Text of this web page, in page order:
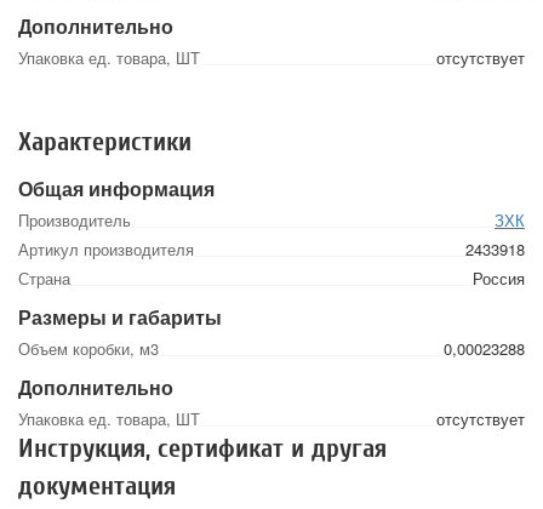
Дополнительно
Упаковка ед. товара, ШТ отсутствует
Характеристики
Общая информация
Производитель
ЗХК
Артикул производителя
2433918
Страна
Россия
Размеры и габариты
Объем коробки, м3 0,00023288
Дополнительно
Упаковка ед. товара, ШТ отсутствует
Инструкция, сертификат и другая
документация